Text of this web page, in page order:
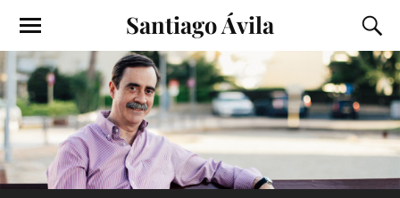
Santiago Ávila